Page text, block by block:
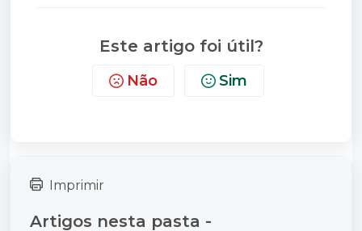
Este artigo foi útil?
Não Sim
Imprimir
Artigos nesta pasta -